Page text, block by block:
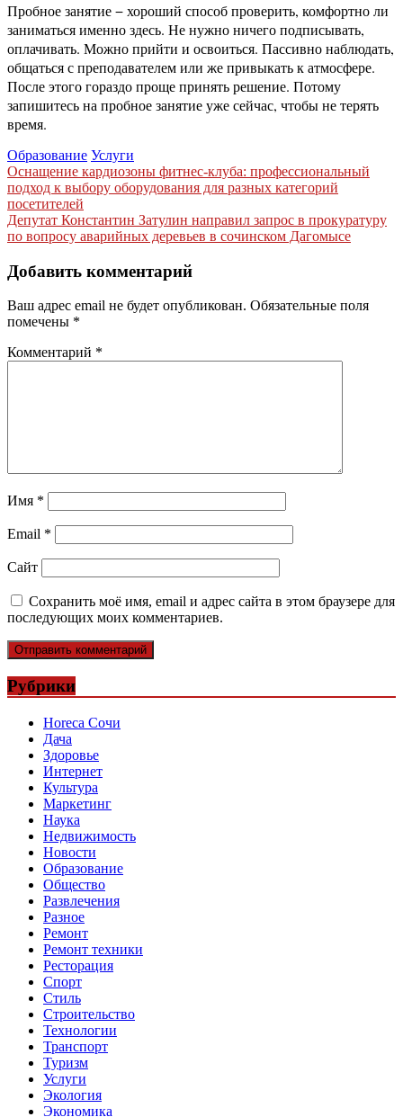
Пробное занятие − хороший способ проверить, комфортно ли
заниматься именно здесь. Не нужно ничего подписывать,
оплачивать. Можно прийти и освоиться. Пассивно наблюдать,
общаться с преподавателем или же привыкать к атмосфере.
После этого гораздо проще принять решение. Потому
запишитесь на пробное занятие уже сейчас, чтобы не терять
время.
Образование Услуги
Навигация
по
записям
Оснащение кардиозоны фитнес-клуба: профессиональный
подход к выбору оборудования для разных категорий
посетителей
Депутат Константин Затулин направил запрос в прокуратуру
по вопросу аварийных деревьев в сочинском Дагомысе
Добавить комментарий
Ваш адрес email не будет опубликован. Обязательные поля
помечены *
Комментарий *
Имя *
Email *
Сайт
Сохранить моё имя, email и адрес сайта в этом браузере для
последующих моих комментариев.
Рубрики
Horeca Сочи
Дача
Здоровье
Интернет
Культура
Маркетинг
Наука
Недвижимость
Новости
Образование
Общество
Развлечения
Разное
Ремонт
Ремонт техники
Ресторация
Спорт
Стиль
Строительство
Технологии
Транспорт
Туризм
Услуги
Экология
Экономика